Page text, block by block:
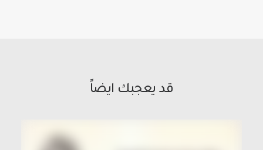
قد يعجبك ايضاً